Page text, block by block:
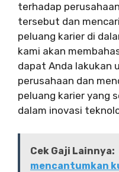
terhadap
tersebut dan
peluang karier di
kami akan
dapat Anda lakukan
perusahaan dan
peluang karier yang
dalam inovasi
Cek Gaji Lainnya:
mencantumkan